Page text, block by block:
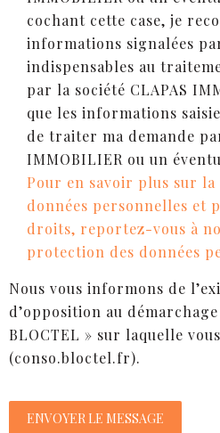
cochant cette case, je
informations signalées
indispensables au
par la société CLAPAS
que les informations
de traiter ma demande
IMMOBILIER ou un
Pour en savoir plus sur la
données personnelles et
droits, reportez-vous à
protection des données
Nous vous informons de
d’opposition au
BLOCTEL » sur laquelle
(conso.bloctel.fr).